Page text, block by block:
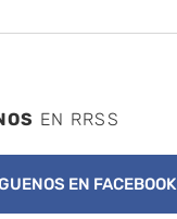
EN RRSS
EN FACEBOOK